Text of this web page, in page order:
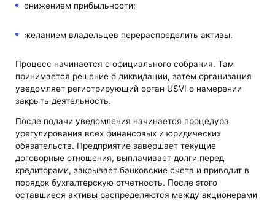
снижением прибыльности;
желанием владельцев перераспределить активы.
Процесс начинается с официального собрания. Там
принимается решение о ликвидации, затем организация
уведомляет регистрирующий орган USVI о намерении
закрыть деятельность.
После подачи уведомления начинается процедура
урегулирования всех финансовых и юридических
обязательств. Предприятие завершает текущие
договорные отношения, выплачивает долги перед
кредиторами, закрывает банковские счета и приводит в
порядок бухгалтерскую отчетность. После этого
оставшиеся активы распределяются между акционерами